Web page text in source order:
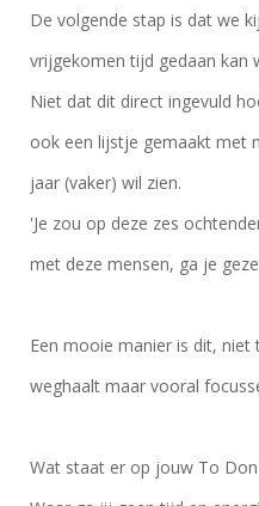
De volgende stap is dat we
vrijgekomen tijd gedaan kan
Niet dat dit direct ingevuld
ook een lijstje gemaakt met
jaar (vaker) wil zien.
'Je zou op deze zes
met deze mensen, ga je
Een mooie manier is dit,
weghaalt maar vooral
Wat staat er op jouw To